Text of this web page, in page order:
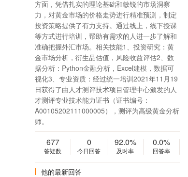
方面，凭借扎实的理论基础和敏锐的市场洞察
力，对黄金市场的价格走势进行精准预测，制定
投资策略提供了有力支持。通过线上，线下授课
等方式进行培训，帮助有需求的人进一步了解和
准确把握外汇市场。相关技能1、投资研究：黄
金市场分析，衍生品估值，风险收益评估2、数
据分析：Python金融分析，Excel建模，数据可
视化3、专业资质：经过统一培训2021年11月19
日获得了由人才测评技术项目管理中心颁发的人
才测评专业技术能力证书（证书编号：
A00105202111000005），测评为高级黄金分析
师。
677
答疑数
0
今日回答
92.0%
及时率
0.0%
回答率
他的最新回答